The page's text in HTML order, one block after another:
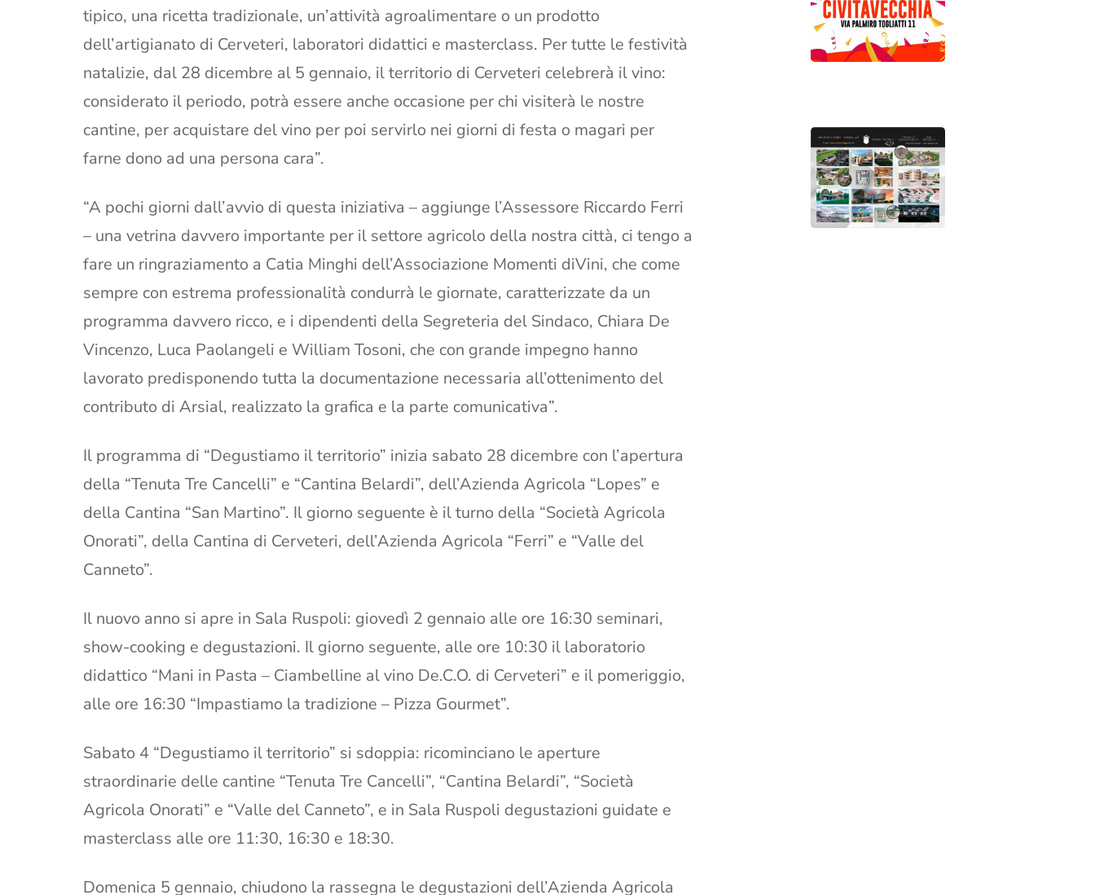
tipico, una ricetta tradizionale, un’attività agroalimentare o un prodotto
dell’artigianato di Cerveteri, laboratori didattici e masterclass. Per tutte le festività
natalizie, dal 28 dicembre al 5 gennaio, il territorio di Cerveteri celebrerà il vino:
considerato il periodo, potrà essere anche occasione per chi visiterà le nostre
cantine, per acquistare del vino per poi servirlo nei giorni di festa o magari per
farne dono ad una persona cara”.
“A pochi giorni dall’avvio di questa iniziativa – aggiunge l’Assessore Riccardo Ferri
– una vetrina davvero importante per il settore agricolo della nostra città, ci tengo a
fare un ringraziamento a Catia Minghi dell’Associazione Momenti diVini, che come
sempre con estrema professionalità condurrà le giornate, caratterizzate da un
programma davvero ricco, e i dipendenti della Segreteria del Sindaco, Chiara De
Vincenzo, Luca Paolangeli e William Tosoni, che con grande impegno hanno
lavorato predisponendo tutta la documentazione necessaria all’ottenimento del
contributo di Arsial, realizzato la grafica e la parte comunicativa”.
Il programma di “Degustiamo il territorio” inizia sabato 28 dicembre con l’apertura
della “Tenuta Tre Cancelli” e “Cantina Belardi”, dell’Azienda Agricola “Lopes” e
della Cantina “San Martino”. Il giorno seguente è il turno della “Società Agricola
Onorati”, della Cantina di Cerveteri, dell’Azienda Agricola “Ferri” e “Valle del
Canneto”.
Il nuovo anno si apre in Sala Ruspoli: giovedì 2 gennaio alle ore 16:30 seminari,
show-cooking e degustazioni. Il giorno seguente, alle ore 10:30 il laboratorio
didattico “Mani in Pasta – Ciambelline al vino De.C.O. di Cerveteri” e il pomeriggio,
alle ore 16:30 “Impastiamo la tradizione – Pizza Gourmet”.
Sabato 4 “Degustiamo il territorio” si sdoppia: ricominciano le aperture
straordinarie delle cantine “Tenuta Tre Cancelli”, “Cantina Belardi”, “Società
Agricola Onorati” e “Valle del Canneto”, e in Sala Ruspoli degustazioni guidate e
masterclass alle ore 11:30, 16:30 e 18:30.
Domenica 5 gennaio, chiudono la rassegna le degustazioni dell’Azienda Agricola